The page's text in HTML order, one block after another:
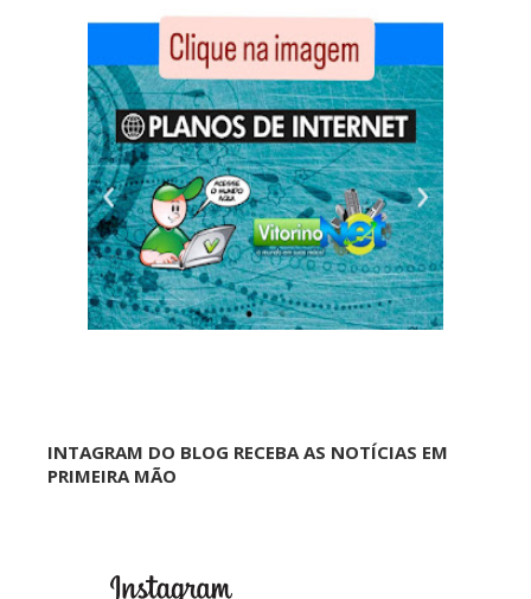
INTAGRAM DO BLOG RECEBA AS NOTÍCIAS EM
PRIMEIRA MÃO